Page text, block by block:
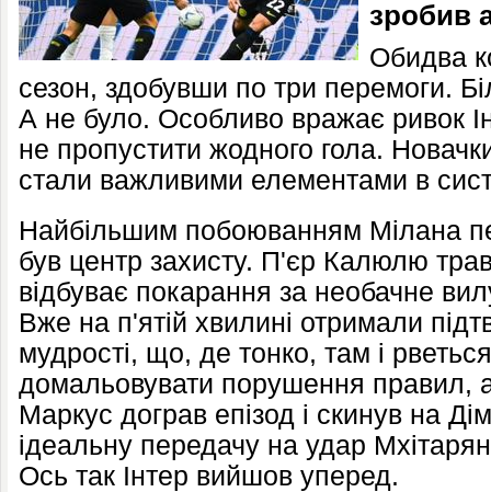
зробив
Обидва
сезон, здобувши по три перемоги.
А не було. Особливо вражає ривок
не пропустити жодного гола.
стали важливими елементами в
Найбільшим побоюванням Мілана
був центр захисту. П'єр Калюлю
відбуває покарання за необачне
Вже на п'ятій хвилині отримали
мудрості, що, де тонко, там і
домальовувати порушення правил,
Маркус дограв епізод і скинув на
ідеальну передачу на удар
Ось так Інтер вийшов уперед.